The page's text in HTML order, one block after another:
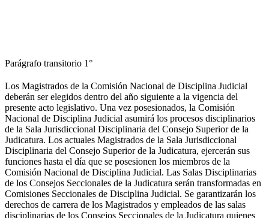
Parágrafo transitorio 1°
Los Magistrados de la Comisión Nacional de Disciplina Judicial
deberán ser elegidos dentro del año siguiente a la vigencia del
presente acto legislativo. Una vez posesionados, la Comisión
Nacional de Disciplina Judicial asumirá los procesos disciplinarios
de la Sala Jurisdiccional Disciplinaria del Consejo Superior de la
Judicatura. Los actuales Magistrados de la Sala Jurisdiccional
Disciplinaria del Consejo Superior de la Judicatura, ejercerán sus
funciones hasta el día que se posesionen los miembros de la
Comisión Nacional de Disciplina Judicial. Las Salas Disciplinarias
de los Consejos Seccionales de la Judicatura serán transformadas en
Comisiones Seccionales de Disciplina Judicial. Se garantizarán los
derechos de carrera de los Magistrados y empleados de las salas
disciplinarias de los Consejos Seccionales de la Judicatura quienes